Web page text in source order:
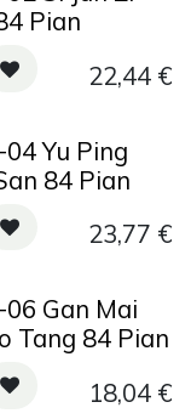
Pian
22,44€
04 Yu Ping
84 Pian
23,77 €
06 Gan Mai
Tang 84 Pian
18,04€